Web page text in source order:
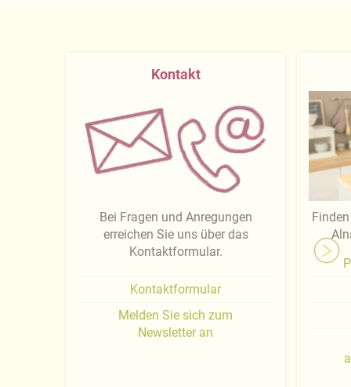
Kontakt
Bei Fragen und Anregungen
erreichen Sie uns über das
Kontaktformular.
Kontaktformular
Melden Sie sich zum
Newsletter an